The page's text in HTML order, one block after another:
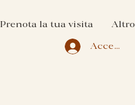
Prenota la tua visita Altro
Accedi